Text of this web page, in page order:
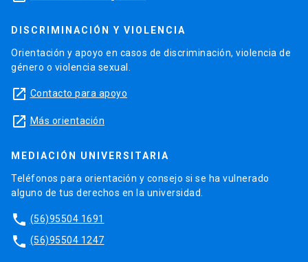
DISCRIMINACIÓN Y VIOLENCIA
Orientación y apoyo en casos de discriminación, violencia de
género o violencia sexual.
launch Contacto para apoyo
launch Más orientación
MEDIACIÓN UNIVERSITARIA
Teléfonos para orientación y consejo si se ha vulnerado
alguno de tus derechos en la universidad.
phone (56)95504 1691
phone (56)95504 1247